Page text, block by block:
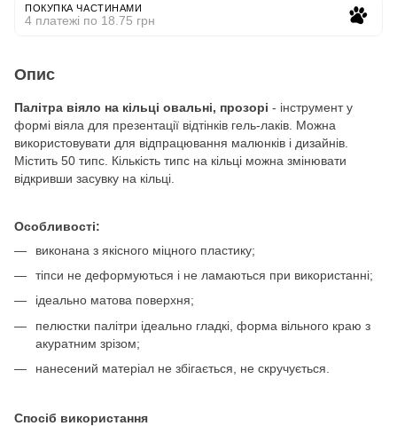
ПОКУПКА ЧАСТИНАМИ
4 платежі по 18.75 грн
Опис
Палітра віяло на кільці овальні, прозорі - інструмент у
формі віяла для презентації відтінків гель-лаків. Можна
використовувати для відпрацювання малюнків і дизайнів.
Містить 50 типс. Кількість типс на кільці можна змінювати
відкривши засувку на кільці.
Особливості:
виконана з якісного міцного пластику;
тіпси не деформуються і не ламаються при використанні;
ідеально матова поверхня;
пелюстки палітри ідеально гладкі, форма вільного краю з
акуратним зрізом;
нанесений матеріал не збігається, не скручується.
Спосіб використання